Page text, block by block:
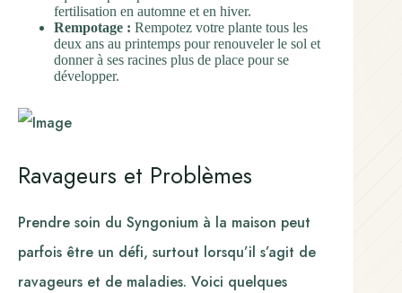
fertilisation en automne et en hiver.
Rempotage : Rempotez votre plante tous les
deux ans au printemps pour renouveler le sol et
donner à ses racines plus de place pour se
développer.
Ravageurs et Problèmes
Prendre soin du Syngonium à la maison peut
parfois être un défi, surtout lorsqu’il s’agit de
ravageurs et de maladies. Voici quelques